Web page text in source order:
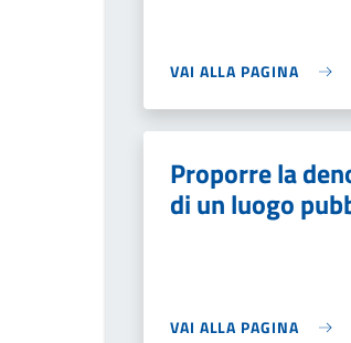
VAI ALLA PAGINA
Proporre la
di un luogo
VAI ALLA PAGINA